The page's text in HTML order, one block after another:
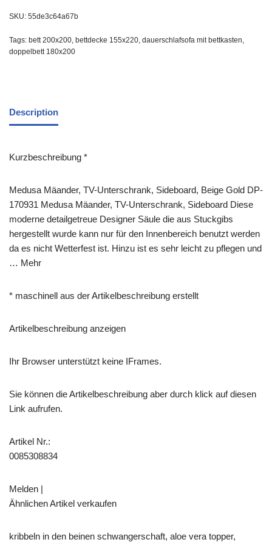
SKU: 55de3c64a67b
Tags: bett 200x200, bettdecke 155x220, dauerschlafsofa mit bettkasten,
doppelbett 180x200
Description
Kurzbeschreibung *
Medusa Mäander, TV-Unterschrank, Sideboard, Beige Gold DP-
170931 Medusa Mäander, TV-Unterschrank, Sideboard Diese
moderne detailgetreue Designer Säule die aus Stuckgibs
hergestellt wurde kann nur für den Innenbereich benutzt werden
da es nicht Wetterfest ist. Hinzu ist es sehr leicht zu pflegen und
… Mehr
* maschinell aus der Artikelbeschreibung erstellt
Artikelbeschreibung anzeigen
Ihr Browser unterstützt keine IFrames.
Sie können die Artikelbeschreibung aber durch klick auf diesen
Link aufrufen.
Artikel Nr.:
0085308834
Melden |
Ähnlichen Artikel verkaufen
kribbeln in den beinen schwangerschaft, aloe vera topper,